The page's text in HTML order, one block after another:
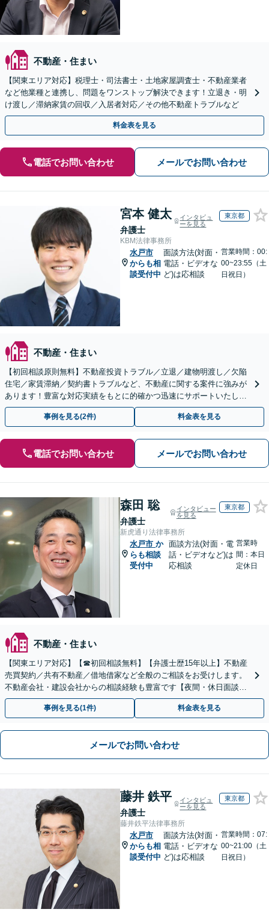
不動産・住まい
【関東エリア対応】税理士・司法書士・土地家屋調査士・不動産業者
など他業種と連携し、問題をワンストップ解決できます！立退き・明
け渡し／滞納家賃の回収／入居者対応／その他不動産トラブルなど
料金表を見る
電話でお問い合わせ メールでお問い合わせ
宮本 健太
弁護士
インタビュ
ーを見る
東京都
KBM法律事務所
水戸市
からも相
談受付中
面談方法(対面・
電話・ビデオな
ど)は応相談
営業時間：00:
00~23:55（土
日祝日）
不動産・住まい
【初回相談原則無料】不動産投資トラブル／立退／建物明渡し／欠陥
住宅／家賃滞納／契約書トラブルなど、不動産に関する案件に強みが
あります！豊富な対応実績をもとに的確かつ迅速にサポートいたしま
す。【関東エリア対応】【即日面談可】【ウェブ相談対応】
事例を見る(2件) 料金表を見る
電話でお問い合わせ メールでお問い合わせ
森田 聡
弁護士
インタビュー
を見る
東京都
新虎通り法律事務所
水戸市 か
らも相談
受付中
面談方法(対面・電
話・ビデオなど)は
応相談
営業時
間：本日
定休日
不動産・住まい
【関東エリア対応】【☎︎初回相談無料】【弁護士歴15年以上】不動産
売買契約／共有不動産／借地借家など全般のご相談をお受けします。
不動産会社・建設会社からの相談経験も豊富です【夜間・休日面談】
【電話／Zoom相談可】
事例を見る(1件) 料金表を見る
メールでお問い合わせ
藤井 鉄平
弁護士
インタビュ
ーを見る
東京都
藤井鉄平法律事務所
水戸市
からも相
談受付中
面談方法(対面・
電話・ビデオな
ど)は応相談
営業時間：07:
00~21:00（土
日祝日）